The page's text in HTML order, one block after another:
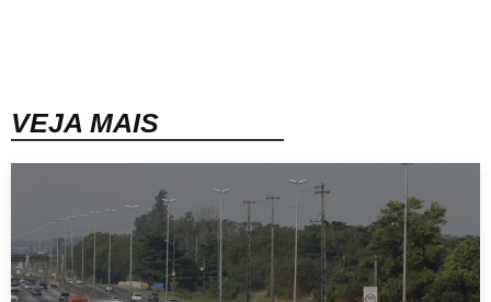
VEJA MAIS